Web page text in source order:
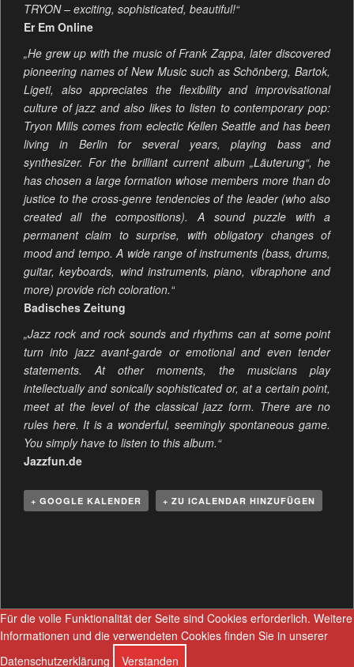
TRYON – exciting, sophisticated, beautiful!“
Er Em Online
„He grew up with the music of Frank Zappa, later discovered
pioneering names of New Music such as Schönberg, Bartok,
Ligeti, also appreciates the flexibility and improvisational
culture of jazz and also likes to listen to contemporary pop:
Tryon Mills comes from eclectic Kellen Seattle and has been
living in Berlin for several years, playing bass and
synthesizer. For the brilliant current album „Läuterung“, he
has chosen a large formation whose members more than do
justice to the cross-genre tendencies of the leader (who also
created all the compositions). A sound puzzle with a
permanent claim to surprise, with obligatory changes of
mood and tempo. A wide range of instruments (bass, drums,
guitar, keyboards, wind instruments, piano, vibraphone and
more) provide rich coloration.“
Badisches Zeitung
„Jazz rock and rock sounds and rhythms can at some point
turn into jazz avant-garde or emotional and even tender
statements. At other moments, the musicians play
intellectually and sonically sophisticated or, at a certain point,
meet at the level of the classical jazz form. There are no
rules here. It is a wonderful, seemingly spontaneous game.
You simply have to listen to this album.“
Jazzfun.de
+ GOOGLE KALENDER + ZU ICALENDAR HINZUFÜGEN
n
s
Für die volle Funktionalität der Seite sind Cookies erforderlich. Weitere
Informationen und die verwendeten Cookies finden Sie in unserer
Datenschutzerklärung
Verstanden